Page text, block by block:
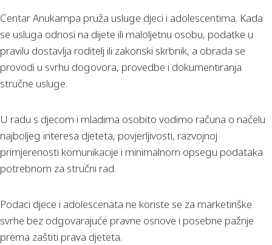
Centar Anukampa pruža usluge djeci i adolescentima. Kada
se usluga odnosi na dijete ili maloljetnu osobu, podatke u
pravilu dostavlja roditelj ili zakonski skrbnik, a obrada se
provodi u svrhu dogovora, provedbe i dokumentiranja
stručne usluge.
U radu s djecom i mladima osobito vodimo računa o načelu
najboljeg interesa djeteta, povjerljivosti, razvojnoj
primjerenosti komunikacije i minimalnom opsegu podataka
potrebnom za stručni rad.
Podaci djece i adolescenata ne koriste se za marketinške
svrhe bez odgovarajuće pravne osnove i posebne pažnje
prema zaštiti prava djeteta.